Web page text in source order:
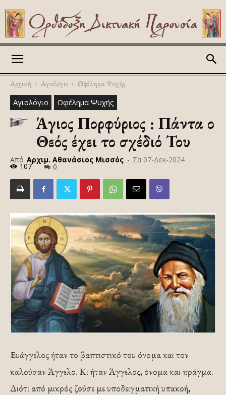
Αρχική Αγιολόγιο Ωφέλημα Ψυχής
Αγιολόγιο Ωφέλημα Ψυχής
Άγιος Πορφύριος : Πάντα ο
Θεός έχει το σχέδιό Του
Από Αρχιμ. Αθανάσιος Μισσός - Σα 07-Δεκ-2024
107 0
Ευάγγελος ήταν το βαπτιστικό του όνομα και τον
καλούσαν Άγγελο. Κι ήταν Άγγελος, όνομα και πράγμα.
Διότι από μικρός ζούσε με υποδειγματική υπακοή,